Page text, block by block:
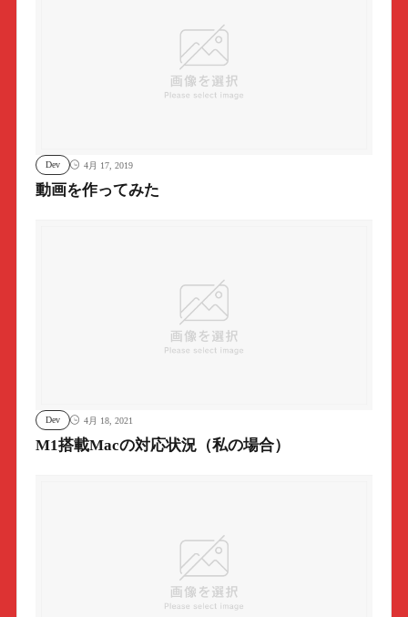
Dev 4月 17, 2019
動画を作ってみた
Dev 4月 18, 2021
M1搭載Macの対応状況（私の場合）